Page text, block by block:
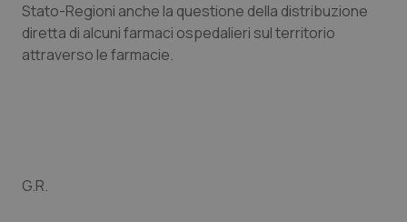
Piemonte
HIV
Stato-Regioni anche la questione della distribuzione
diretta di alcuni farmaci ospedalieri sul territorio
attraverso le farmacie.
G.R.